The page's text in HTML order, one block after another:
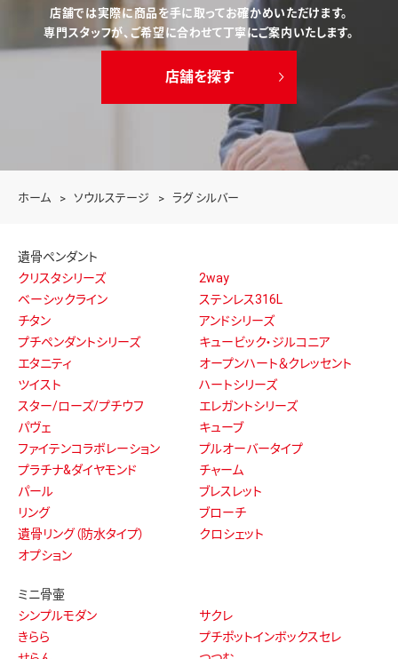
ホーム ソウルステージ ラグ シルバー
店舗では実際に商品を手に取ってお確かめいただけます。
専門スタッフが、ご希望に合わせて丁寧にご案内いたします。
店舗を探す
遺骨ペンダント
クリスタシリーズ
2way
ベーシックライン
ステンレス316L
チタン
アンドシリーズ
プチペンダントシリーズ
キュービック・ジルコニア
エタニティ
オープンハート＆クレッセント
ツイスト
ハートシリーズ
スター/ローズ/プチウフ
エレガントシリーズ
パヴェ
キューブ
ファイテンコラボレーション
プルオーバータイプ
プラチナ&ダイヤモンド
チャーム
パール
ブレスレット
リング
ブローチ
遺骨リング（防水タイプ）
クロシェット
オプション
ミニ骨壷
シンプルモダン
サクレ
きらら
プチポットインボックスセレ